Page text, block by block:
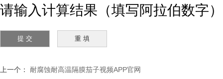
请输入计算结果（填写阿拉伯数字
上一个： 耐腐蚀耐高温隔膜茄子视频APP官网